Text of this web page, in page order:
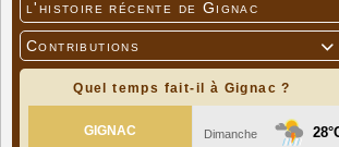
l'histoire récente de Gignac

Contributions
Quel temps fait-il à Gignac ?